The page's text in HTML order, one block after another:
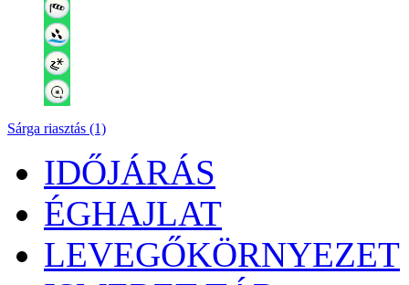
Sárga riasztás (1)
IDŐJÁRÁS
ÉGHAJLAT
LEVEGŐKÖRNYEZET